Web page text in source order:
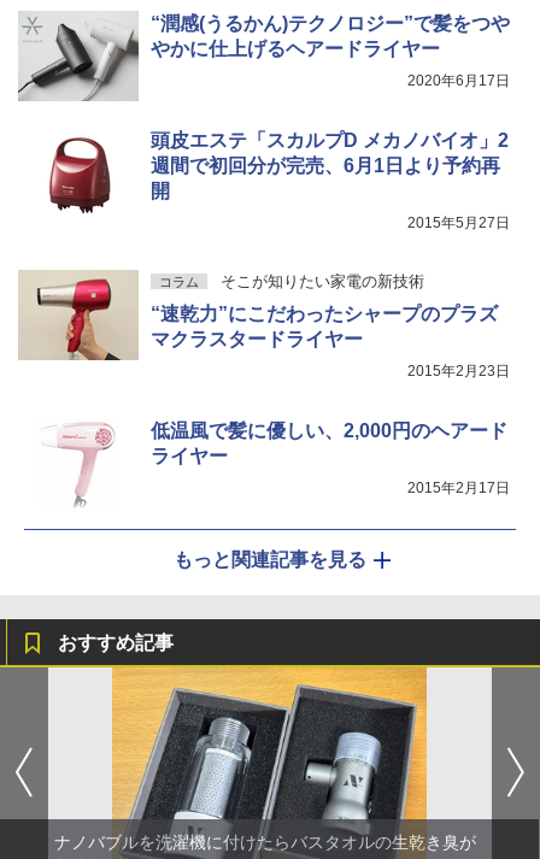
“潤感(うるかん)テクノロジー”で髪をつや
やかに仕上げるヘアードライヤー
2020年6月17日
頭皮エステ「スカルプD メカノバイオ」2
週間で初回分が完売、6月1日より予約再
開
2015年5月27日
コラム そこが知りたい家電の新技術
“速乾力”にこだわったシャープのプラズ
マクラスタードライヤー
2015年2月23日
低温風で髪に優しい、2,000円のヘアード
ライヤー
2015年2月17日
もっと関連記事を見る
おすすめ記事
ナノバブルを洗濯機に付けたらバスタオルの生乾き臭が